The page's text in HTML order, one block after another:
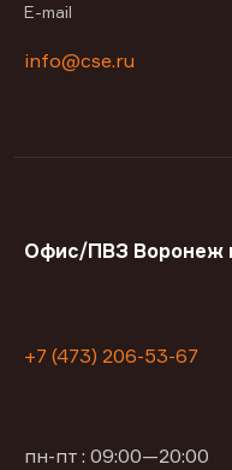
E-mail
info@cse.ru
Офис/ПВЗ Воронеж
+7 (473) 206-53-67
пн-пт : 09:00—20:00